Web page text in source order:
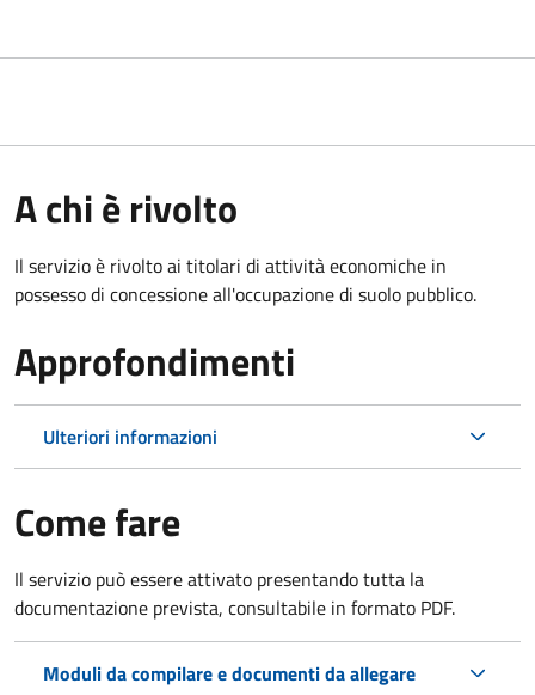
A chi è rivolto
Il servizio è rivolto ai titolari di attività economiche in
possesso di concessione all'occupazione di suolo pubblico.
Approfondimenti
Ulteriori informazioni
Come fare
Il servizio può essere attivato presentando tutta la
documentazione prevista, consultabile in formato PDF.
Moduli da compilare e documenti da allegare